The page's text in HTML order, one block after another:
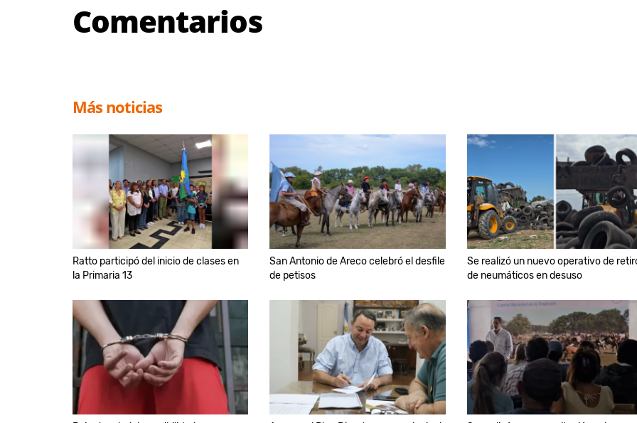
Comentarios
Más noticias
Ratto participó del inicio de clases en
la Primaria 13
San Antonio de Areco celebró el desfile
de petisos
Se realizó un nuevo operativo de
de neumáticos en desuso